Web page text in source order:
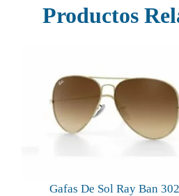
Productos
Gafas De Sol Ray Ban